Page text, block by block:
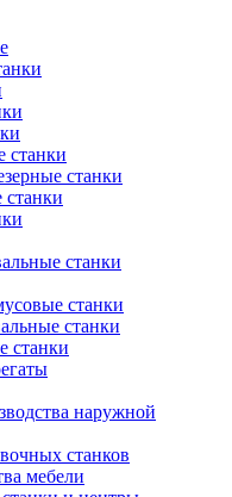
станки
станки
станки
станки
станки
станки
наружной
станков
мебели